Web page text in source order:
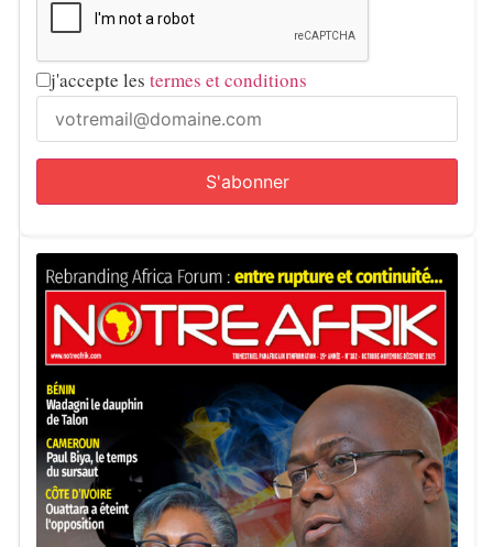
j'accepte les termes et conditions